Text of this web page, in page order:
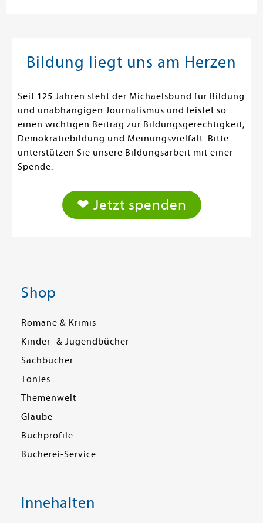
Bildung liegt uns am Herzen
Seit 125 Jahren steht der Michaelsbund für Bildung
und unabhängigen Journalismus und leistet so
einen wichtigen Beitrag zur Bildungsgerechtigkeit,
Demokratiebildung und Meinungsvielfalt. Bitte
unterstützen Sie unsere Bildungsarbeit mit einer
Spende.
❤ Jetzt spenden
Shop
Romane & Krimis
Kinder- & Jugendbücher
Sachbücher
Tonies
Themenwelt
Glaube
Buchprofile
Bücherei-Service
Innehalten